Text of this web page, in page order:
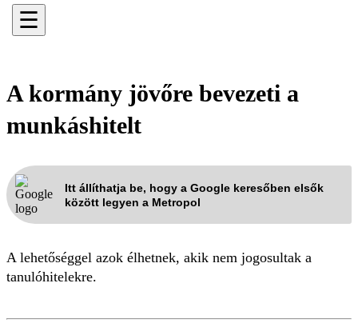
☰
A kormány jövőre bevezeti a
munkáshitelt
Itt állíthatja be, hogy a Google keresőben elsők
között legyen a Metropol
A lehetőséggel azok élhetnek, akik nem jogosultak a
tanulóhitelekre.